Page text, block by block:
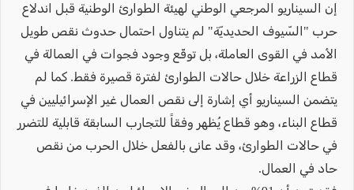
إن السيناريو المرجعي الوطني لهيئة الطوارئ الوطنية قبل اندلاع
حرب "السّيوف الحديديّة" لم يتناول احتمال حدوث نقص طويل
الأمد في القوى العاملة، بل توقّع وجود فجوات في العمالة في
قطاع الزراعة خلال حالات الطوارئ لفترة قصيرة فقط. كما لم
يتضمن السيناريو أي إشارة إلى نقص العمال غير الإسرائيليين في
قطاع البناء، وهو قطاع يُظهر وفقاً للتجارب السابقة قابلية للتضرر
في حالات الطوارئ، وقد عانى بالفعل خلال الحرب من نقص
حاد في العمال.